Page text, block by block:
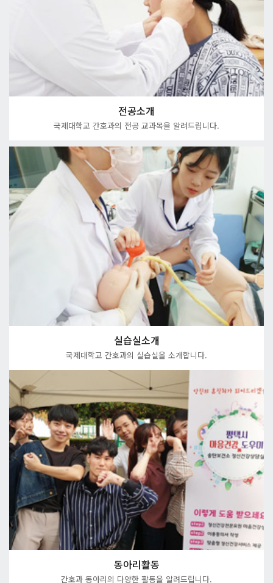
전공소개
국제대학교 간호과의 전공 교과목을 알려드립니다.
실습실소개
국제대학교 간호과의 실습실을 소개합니다.
동아리활동
간호과 동아리의 다양한 활동을 알려드립니다.